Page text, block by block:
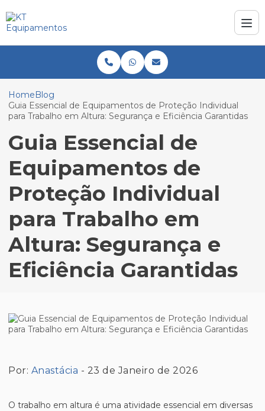
HomeBlog
Guia Essencial de Equipamentos de Proteção Individual
para Trabalho em Altura: Segurança e Eficiência Garantidas
Guia Essencial de
Equipamentos de
Proteção Individual
para Trabalho em
Altura: Segurança e
Eficiência Garantidas
Por: Anastácia - 23 de Janeiro de 2026
O trabalho em altura é uma atividade essencial em diversas